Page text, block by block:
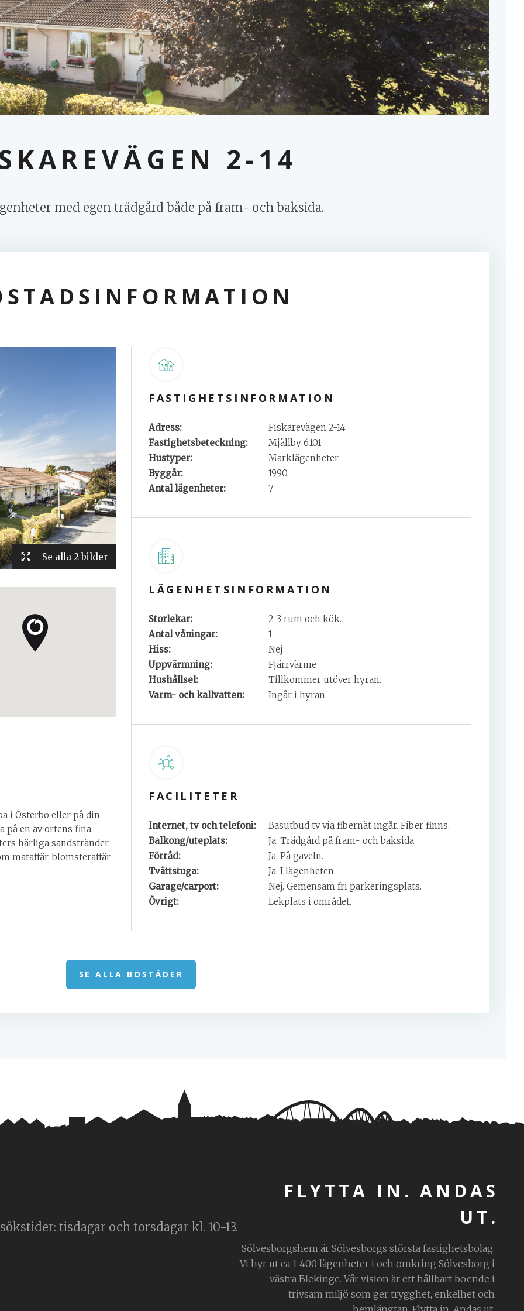
2-14
med egen trädgård både på fram- och baksida.
Se alla 2 bilder
i Österbo eller på din
på en av ortens fina
härliga sandstränder.
mataffär, blomsteraffär
FASTIGHETSINFORMATION
Adress:
Fiskarevägen 2-14
Fastighetsbeteckning:
Mjällby 6:101
Hustyper:
Marklägenheter
Byggår:
1990
Antal lägenheter:
7
LÄGENHETSINFORMATION
Storlekar:
2-3 rum och kök.
Antal våningar:
1
Hiss:
Nej
Uppvärmning:
Fjärrvärme
Hushållsel:
Tillkommer utöver hyran.
Varm- och kallvatten:
Ingår i hyran.
FACILITETER
Internet, tv och telefoni:
Basutbud tv via fibernät ingår. Fiber finns.
Balkong/uteplats:
Ja. Trädgård på fram- och baksida.
Förråd:
Ja. På gaveln.
Tvättstuga:
Ja. I lägenheten.
Garage/carport:
Nej. Gemensam fri parkeringsplats.
Övrigt:
Lekplats i området.
SE ALLA BOSTÄDER
tisdagar och torsdagar kl. 10-13.
FLYTTA IN. ANDAS
UT.
Sölvesborgshem är Sölvesborgs största fastighetsbolag.
Vi hyr ut ca 1 400 lägenheter i och omkring Sölvesborg i
västra Blekinge. Vår vision är ett hållbart boende i
trivsam miljö som ger trygghet, enkelhet och
MINA SIDOR